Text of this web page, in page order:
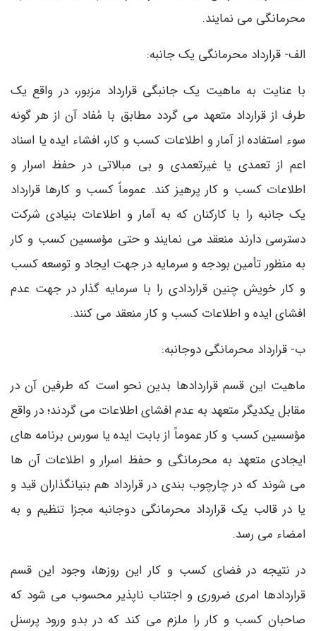
محرمانگی می نمایند.
الف- قرارداد محرمانگی یک جانبه:
با عنایت به ماهیت یک جانبگی قرارداد مزبور، در واقع یک
طرف از قرارداد متعهد می گردد مطابق با مُفاد آن از هر گونه
سوء استفاده از آمار و اطلاعات کسب و کار، افشاء ایده یا اسناد
اعم از تعمدی یا غیرتعمدی و بی مبالاتی در حفظ اسرار و
اطلاعات کسب و کار پرهیز کند. عموماً کسب و کارها قرارداد
یک جانبه را با کارکنان که به آمار و اطلاعات بنیادی شرکت
دسترسی دارند منعقد می نمایند و حتی مؤسسین کسب و کار
به منظور تأمین بودجه و سرمایه در جهت ایجاد و توسعه کسب
و کار خویش چنین قراردادی را با سرمایه گذار در جهت عدم
افشای ایده و اطلاعات کسب و کار منعقد می کنند.
ب- قرارداد محرمانگی دوجانبه:
ماهیت این قسم قراردادها بدین نحو است که طرفین آن در
مقابل یکدیگر متعهد به عدم افشای اطلاعات می گردند؛ در واقع
مؤسسین کسب و کار عموماً از بابت ایده یا سورس برنامه های
ایجادی متعهد به محرمانگی و حفظ اسرار و اطلاعات آن ها
می شوند که در چارچوب بندی در قرارداد هم بنیانگذاران قید و
یا در قالب یک قرارداد محرمانگی دوجانبه مجزا تنظیم و به
امضاء می رسد.
در نتیجه در فضای کسب و کار این روزها، وجود این قسم
قراردادها امری ضروری و اجتناب ناپذیر محسوب می شود که
صاحبان کسب و کار را ملزم می کند که در بدو ورود پرسنل